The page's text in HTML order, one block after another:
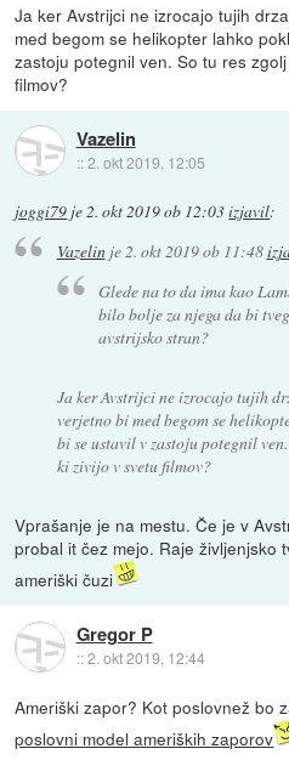
Ja ker Avstrijci ne izrocajo tujih
med begom se helikopter lahko
zastoju potegnil ven. So tu res
filmov?
Vazelin
::2. okt 2019, 12:05
joggi79 je2. okt 2019 ob 12:03izjavil:
Vazelinje2. okt 2019 ob 11:48
Glede na to da ima kao
bilo bolje za njega da bi
avstrijsko stran?
Ja ker Avstrijci ne izrocajo tujih
verjetno bi med begom se
bi se ustavil v zastoju potegnil
ki zivijo v svetu filmov?
Vprašanje je na mestu. Če je v
probal it čez mejo. Raje življenjsko
ameriški čuzi
Gregor P
::2. okt 2019, 12:44
Ameriški zapor? Kot poslovnež bo
poslovni model ameriških zaporov